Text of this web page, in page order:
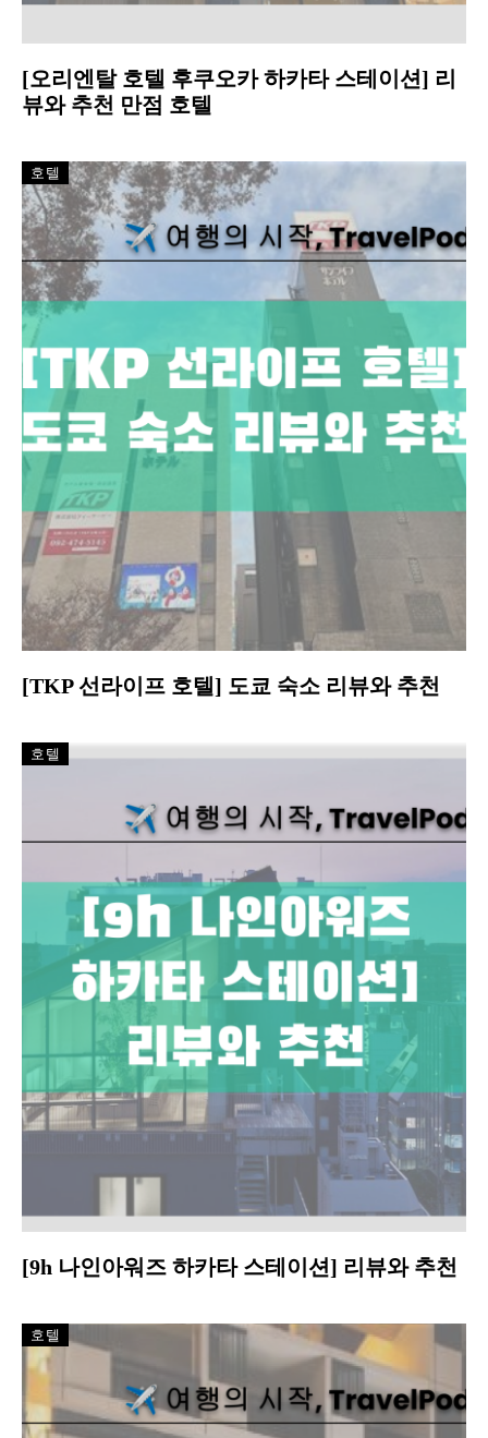
[오리엔탈 호텔 후쿠오카 하카타 스테이션] 리
뷰와 추천 만점 호텔
호텔
[TKP 선라이프 호텔] 도쿄 숙소 리뷰와 추천
호텔
[9h 나인아워즈 하카타 스테이션] 리뷰와 추천
호텔